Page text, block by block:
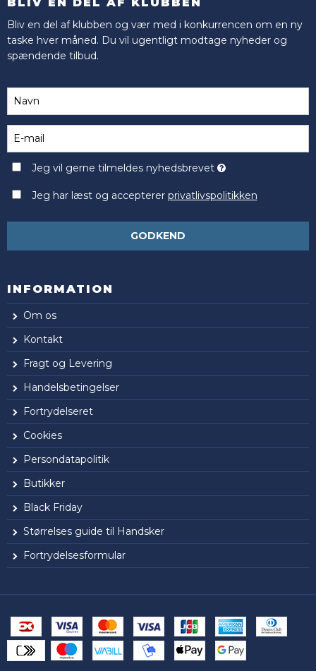
Bliv en del af klubben og vær med i konkurrencen om en ny
taske hver måned. Du vil ugentligt modtage nyheder og
spændende tilbud.
Jeg vil gerne tilmeldes nyhedsbrevet
Jeg har læst og accepterer privatlivspolitikken
GODKEND
INFORMATION
Om os
Kontakt
Fragt og Levering
Handelsbetingelser
Fortrydelseret
Cookies
Persondatapolitik
Butikker
Black Friday
Størrelses guide til Handsker
Fortrydelsesformular